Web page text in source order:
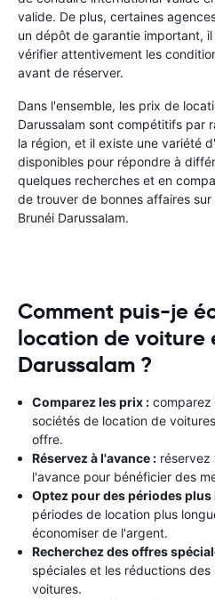
valide. De plus, certaines
un dépôt de garantie important,
vérifier attentivement les
avant de réserver.
Dans l'ensemble, les prix de
Darussalam sont compétitifs par
la région, et il existe une variété
disponibles pour répondre à
quelques recherches et en
de trouver de bonnes affaires
Brunéi Darussalam.
Comment puis-je
location de voiture
Darussalam ?
Comparez les prix :
sociétés de location de
offre.
Réservez à l'avance : réservez
l'avance pour bénéficier des
Optez pour des périodes
périodes de location plus
économiser de l'argent.
Recherchez des offres
spéciales et les réductions
voitures.